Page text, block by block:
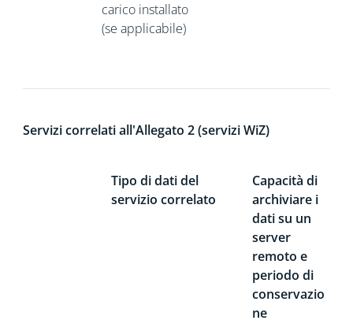
carico installato
(se applicabile)
Servizi correlati all'Allegato 2 (servizi WiZ)
Tipo di dati del
servizio correlato
Capacità di
archiviare i
dati su un
server
remoto e
periodo di
conservazio
ne